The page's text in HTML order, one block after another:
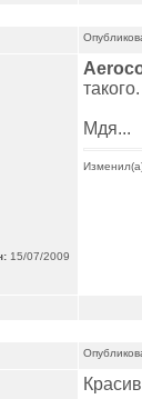
15/07/2009
Мдя...